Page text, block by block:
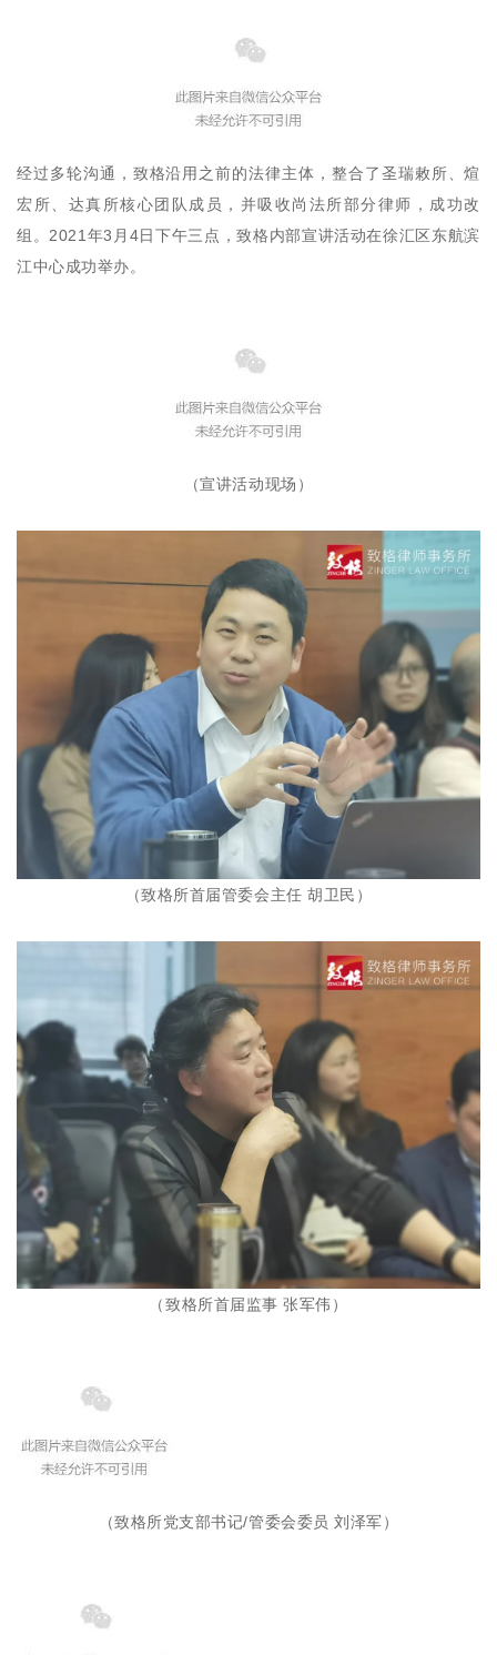
经过多轮沟通，致格沿用之前的法律主体，整合了圣瑞敕所、煊
宏所、达真所核心团队成员，并吸收尚法所部分律师，成功改
组。2021年3月4日下午三点，致格内部宣讲活动在徐汇区东航滨
江中心成功举办。
（宣讲活动现场）
（致格所首届管委会主任 胡卫民）
（致格所首届监事 张军伟）
（致格所党支部书记/管委会委员 刘泽军）